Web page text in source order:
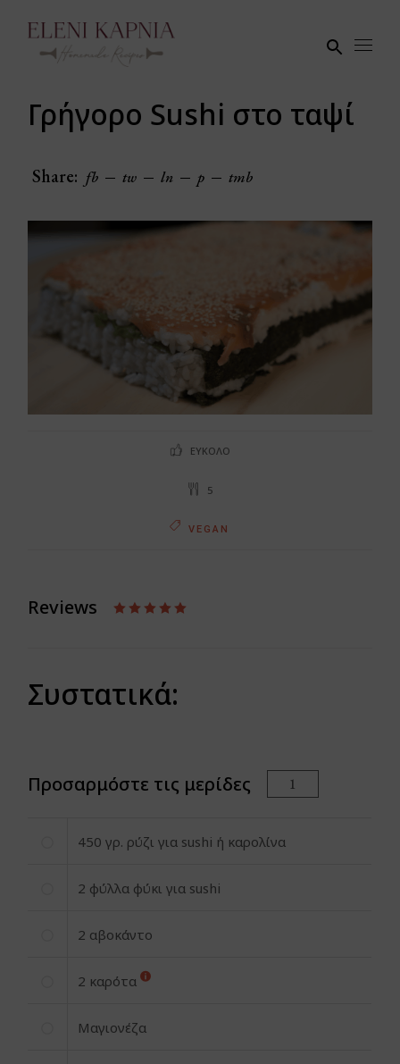
Γρήγορο Sushi στο ταψί
Share: fb tw ln p tmb
ΕΎΚΟΛΟ
5
VEGAN
Reviews
Συστατικά:
Προσαρμόστε τις μερίδες
450γρ. ρύζι για sushi ή καρολίνα
2 φύλλα φύκι για sushi
2 αβοκάντο
2 καρότα
Μαγιονέζα